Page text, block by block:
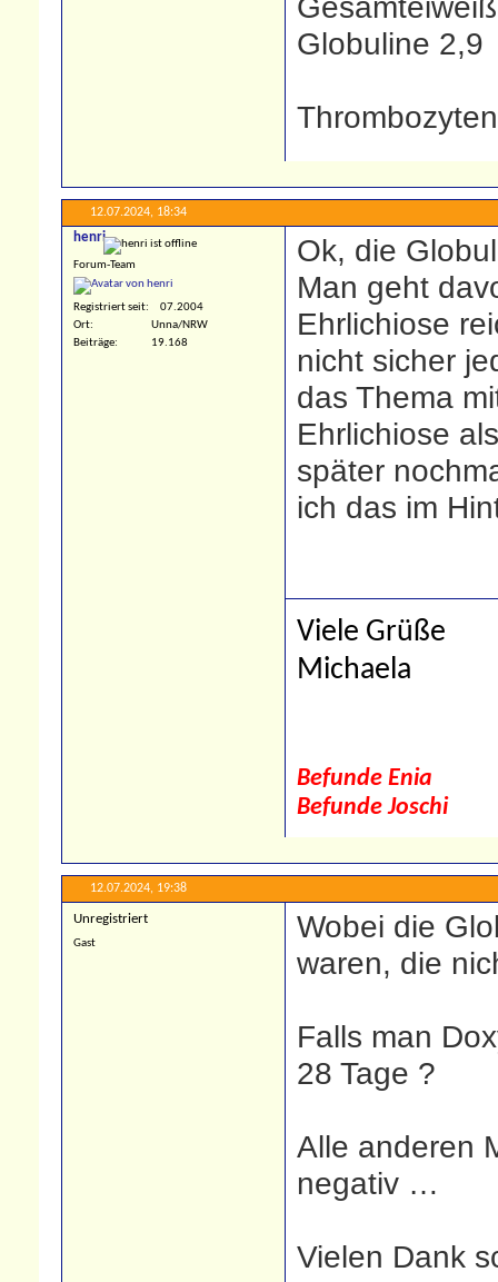
Globuline 2,9
12.07.2024, 18:34
henri
Forum-Team
Registriert seit
07.2004
Ort
Unna/NRW
Beiträge
19.168
Ok, die
Man geht
Ehrlichiose
nicht sicher
das Thema
Ehrlichiose
später
ich das im
Viele Grüße
Michaela
Befunde Enia
Befunde Joschi
12.07.2024, 19:38
Unregistriert
Gast
Wobei die
waren, die
Falls man
28 Tage ?
Alle anderen
negativ …
Vielen Dank